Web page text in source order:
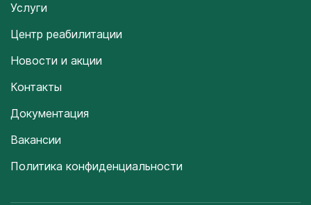
Услуги
Центр реабилитации
Новости и акции
Контакты
Документация
Вакансии
Политика конфиденциальности